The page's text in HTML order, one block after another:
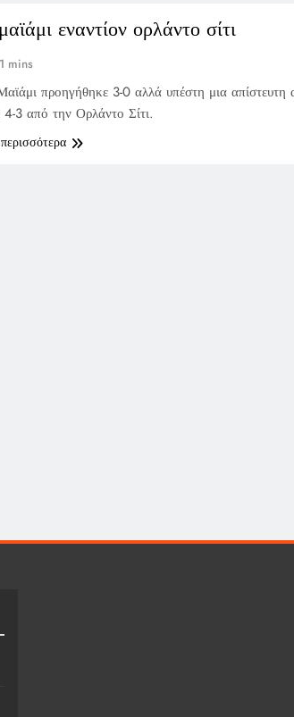
εναντίον ορλάντο σίτι
1 mins
προηγήθηκε 3-0 αλλά υπέστη μια απίστευτη
4-3 από την Ορλάντο Σίτι.